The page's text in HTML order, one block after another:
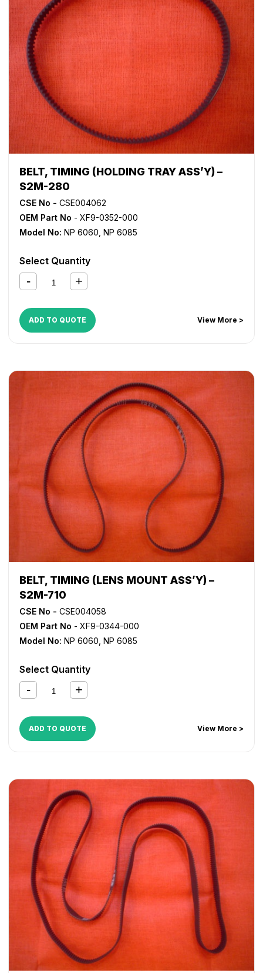
BELT, TIMING (HOLDING TRAY ASS’Y) –
S2M-280
CSE No - CSE004062
OEM Part No - XF9-0352-000
Model No: NP 6060 NP 6085
Select Quantity
ADD TO QUOTE View More >
BELT, TIMING (LENS MOUNT ASS’Y) –
S2M-710
CSE No - CSE004058
OEM Part No - XF9-0344-000
Model No: NP 6060 NP 6085
Select Quantity
ADD TO QUOTE View More >